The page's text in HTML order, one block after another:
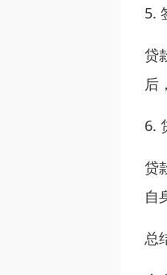
5.
贷
后
6.
贷
自
总